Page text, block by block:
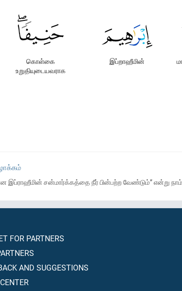
இப்றாஹீமின்
கொள்கை
உறுதியுடையவராக
இப்ராஹீமின் சன்மார்க்கத்தை நீர் பின்பற்ற வேண்டும்” என்று
FOR PARTNERS
AND SUGGESTIONS